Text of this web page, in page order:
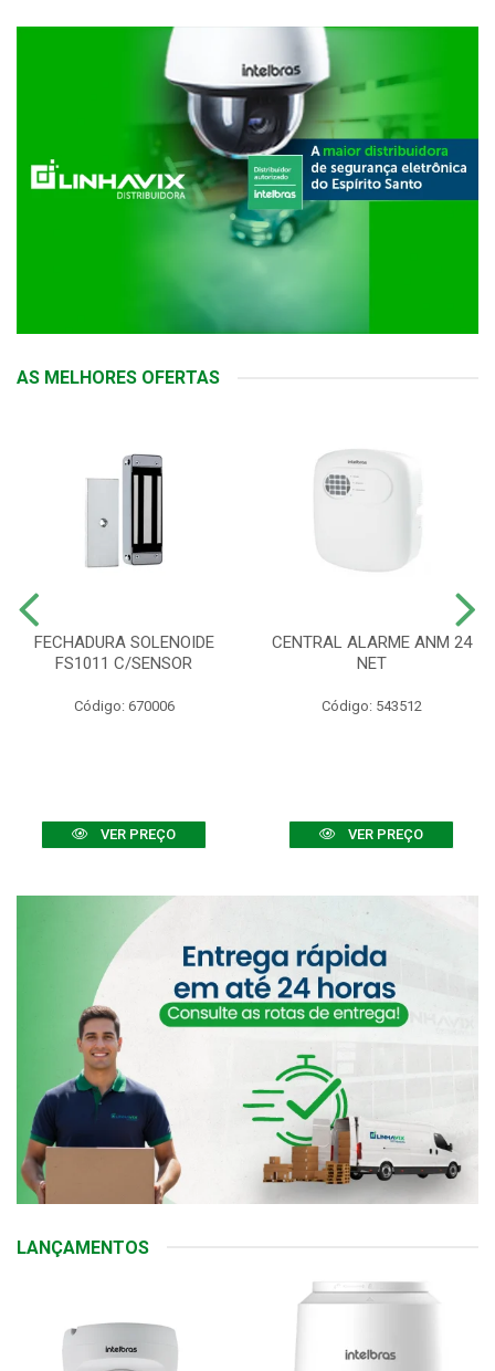
AS MELHORES OFERTAS
FECHADURA SOLENOIDE
FS1011 C/SENSOR
Código: 670006
VER PREÇO
CENTRAL ALARME ANM 24
NET
Código: 543512
VER PREÇO
LANÇAMENTOS